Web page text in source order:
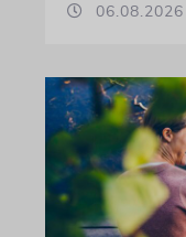
06.08.2026